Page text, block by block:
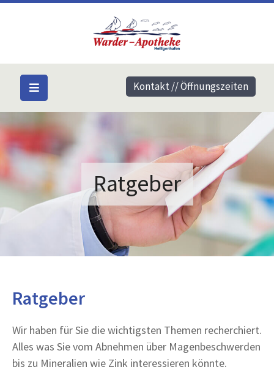
Ratgeber
Ratgeber
Wir haben für Sie die wichtigsten Themen recherchiert.
Alles was Sie vom Abnehmen über Magenbeschwerden
bis zu Mineralien wie Zink interessieren könnte.
Kontakt // Öffnungszeiten